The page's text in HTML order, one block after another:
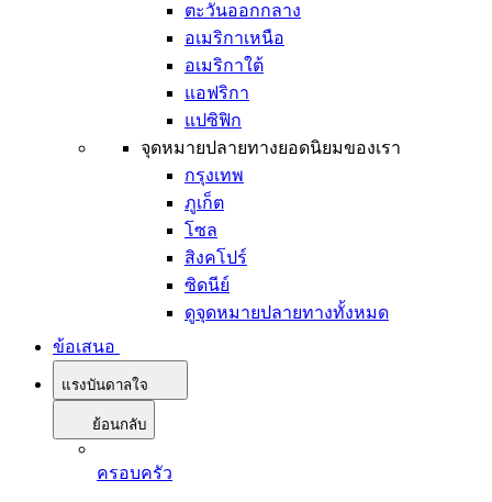
ตะวันออกกลาง
อเมริกาเหนือ
อเมริกาใต้
แอฟริกา
แปซิฟิก
จุดหมายปลายทางยอดนิยมของเรา
กรุงเทพ
ภูเก็ต
โซล
สิงคโปร์
ซิดนีย์
ดูจุดหมายปลายทางทั้งหมด
ข้อเสนอ
แรงบันดาลใจ
ย้อนกลับ
ครอบครัว